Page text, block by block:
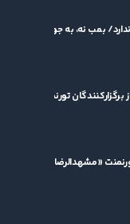
بمب نه، به جوان‌ها بها
تورنمنت
«مشهدالرضا(ع)» شد